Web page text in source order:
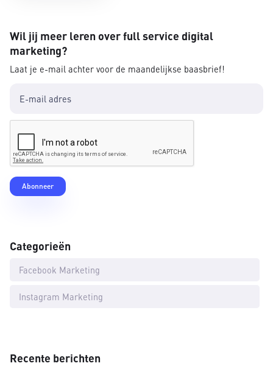
Wil jij meer leren over full service digital
marketing?
Laat je e-mail achter voor de maandelijkse baasbrief!
Categorieën
Facebook Marketing
Instagram Marketing
Recente berichten